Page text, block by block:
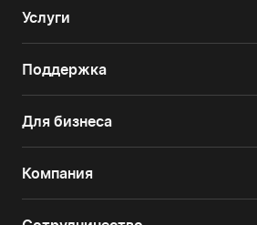
Услуги
Поддержка
Для бизнеса
Компания